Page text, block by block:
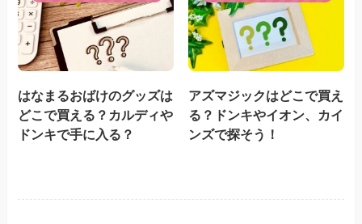
はなまるおばけのグッズは
どこで買える？カルディや
ドンキで手に入る？
アズマジックはどこで買え
る？ドンキやイオン、カイ
ンズで探そう！